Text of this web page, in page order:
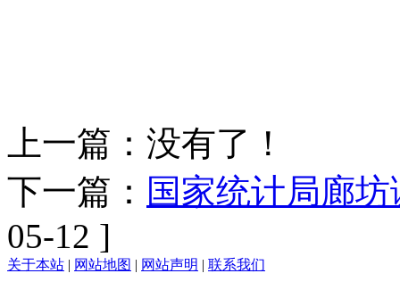
上一篇：没有了！
下一篇： 国家统计局廊
05-12 ]
关于本站 | 网站地图 | 网站声明 | 联系我们